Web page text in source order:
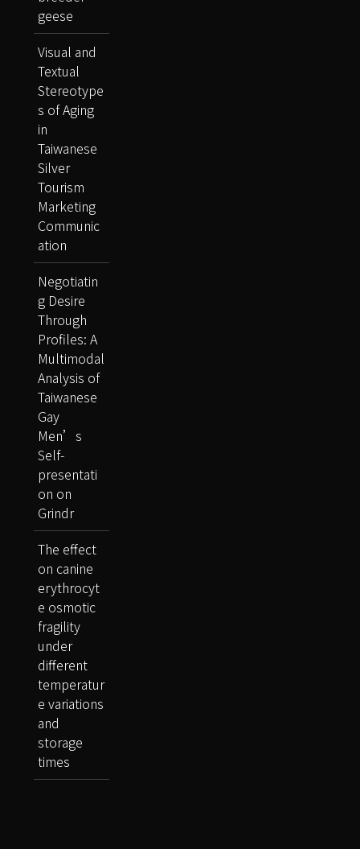
geese
Visual and
Textual
Stereotype
s of Aging
in
Taiwanese
Silver
Tourism
Marketing
Communic
ation
Negotiatin
g Desire
Through
Profiles: A
Multimodal
Analysis of
Taiwanese
Gay
Men’s
Self-
presentati
on on
Grindr
The effect
on canine
erythrocyt
e osmotic
fragility
under
different
temperatur
e variations
and
storage
times